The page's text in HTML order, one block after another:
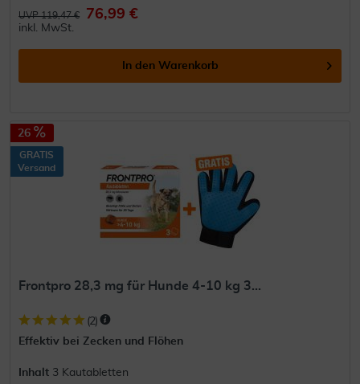
UVP 119,47 € 76,99 €
inkl. MwSt.
In den Warenkorb
26
GRATIS
Versand
Frontpro 28,3 mg für Hunde 4-10 kg 3...
(2)
Effektiv bei Zecken und Flöhen
Inhalt 3 Kautabletten